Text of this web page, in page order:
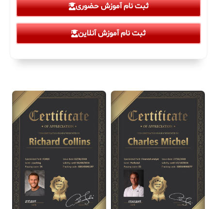
ثبت نام آموزش حضوری
ثبت نام آموزش آنلاین